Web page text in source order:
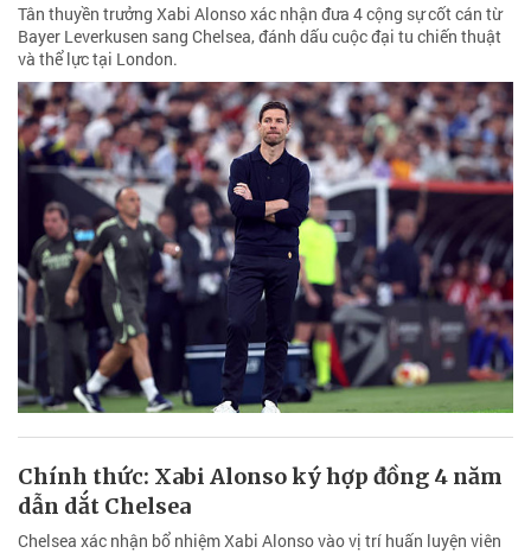
Tân thuyền trưởng Xabi Alonso xác nhận đưa 4 cộng sự cốt cán từ
Bayer Leverkusen sang Chelsea, đánh dấu cuộc đại tu chiến thuật
và thể lực tại London.
Chính thức: Xabi Alonso ký hợp đồng 4 năm
dẫn dắt Chelsea
Chelsea xác nhận bổ nhiệm Xabi Alonso vào vị trí huấn luyện viên